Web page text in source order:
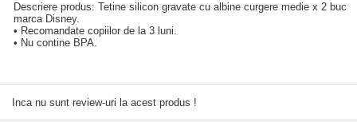
Descriere produs: Tetine silicon gravate cu albine curgere medie x 2 buc
marca Disney.
• Recomandate copiilor de la 3 luni.
• Nu contine BPA.
Inca nu sunt review-uri la acest produs !